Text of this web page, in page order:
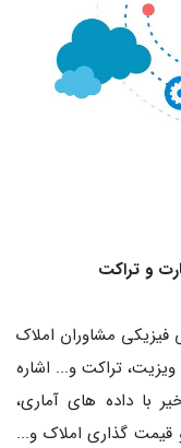
و ‌‌‌تراکت
مشاوران املاک
تراکت و... اشاره
با داده‌ های آماری،
قیمت‌ گذاری املاک و...